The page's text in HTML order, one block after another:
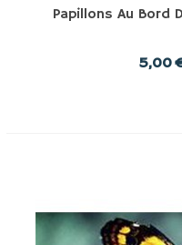
Papillons Au Bord
5,00